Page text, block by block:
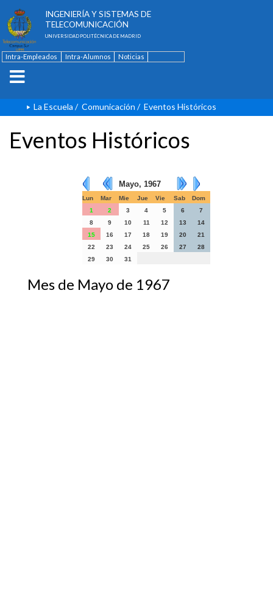
INGENIERÍA Y SISTEMAS DE
TELECOMUNICACIÓN
UNIVERSIDAD POLITÉCNICA DE MADRID
Intra-Empleados Intra-Alumnos
Noticias
La Escuela / Comunicación / Eventos Históricos
Eventos Históricos
Mayo, 1967
Lun Mar Mie Jue Vie Sab
Dom
1
2 3 4 5 6
7
8
9 10 11 12 13
14
15
16 17 18 19 20
21
22
23 24 25 26 27
28
29
30 31
Mes de Mayo de 1967